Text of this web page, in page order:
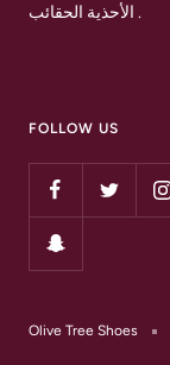
الأحذية الحقائب .
FOLLOW US
Olive Tree Shoes